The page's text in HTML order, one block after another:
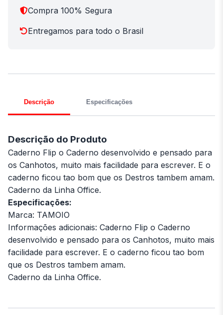
Compra 100% Segura
Entregamos para todo o Brasil
Descrição Especificações
Descrição do Produto
Caderno Flip o Caderno desenvolvido e pensado para
os Canhotos, muito mais facilidade para escrever. E o
caderno ficou tao bom que os Destros tambem amam.
Caderno da Linha Office.
Especificações:
Marca: TAMOIO
Informações adicionais: Caderno Flip o Caderno
desenvolvido e pensado para os Canhotos, muito mais
facilidade para escrever. E o caderno ficou tao bom
que os Destros tambem amam.
Caderno da Linha Office.